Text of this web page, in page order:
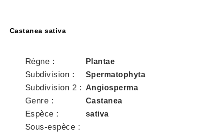
Castanea sativa
Règne : Plantae
Subdivision : Spermatophyta
Subdivision 2 : Angiosperma
Genre : Castanea
Espèce : sativa
Sous-espèce :